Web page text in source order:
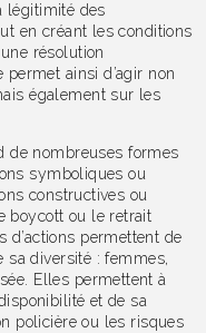
légitimité des
en créant les conditions
résolution
ainsi d’agir non
également sur les
de nombreuses formes
symboliques ou
constructives ou
boycott ou le retrait
d’actions permettent de
sa diversité : femmes,
Elles permettent à
et de sa
policière ou les risques